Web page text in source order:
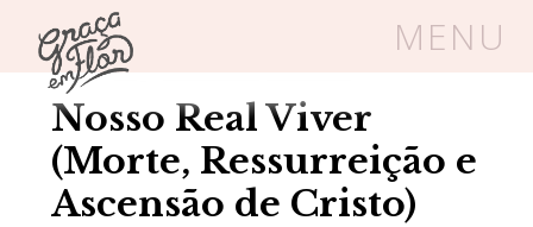
MENU
Um espaço seguro onde mulheres
cristãs podem florescer em Cristo
Home/Blog
Nosso Real Viver
(Morte, Ressurreição e
Ascensão de Cristo)